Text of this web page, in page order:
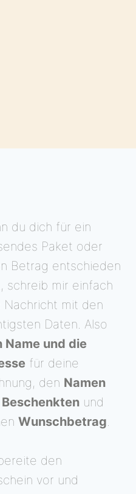
du dich für ein
Paket oder
Betrag entschieden
schreib mir einfach
Nachricht mit den
Daten. Also
Name und die
für deine
den Namen
und
Wunschbetrag
den
vor und